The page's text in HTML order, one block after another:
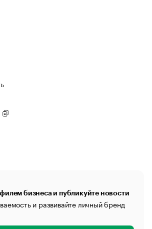
бизнеса и публикуйте новости
и развивайте личный бренд